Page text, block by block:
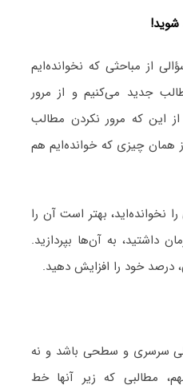
از مباحثی که نخوانده‌ایم
جدید می‌کنیم و از مرور
این که مرور نکردن مطالب
چیزی که خوانده‌ایم هم
نخوانده‌اید، بهتر است آن را
داشتید، به آن‌ها بپردازید.
درصد خود را افزایش دهید.
سرسری و سطحی باشد و نه
مطالبی که زیر آنها خط